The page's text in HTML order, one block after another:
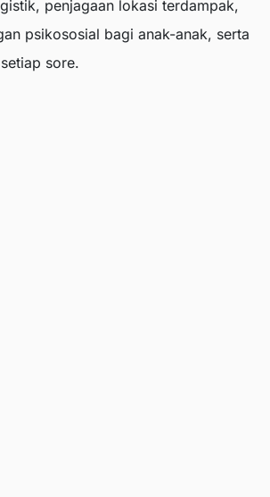
penjagaan lokasi terdampak,
psikososial bagi anak-anak, serta
sore.